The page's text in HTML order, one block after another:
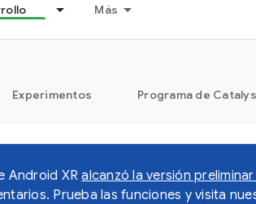
Más
Experimentos Programa de
Android XRalcanzó la versión
Prueba las funciones y visita